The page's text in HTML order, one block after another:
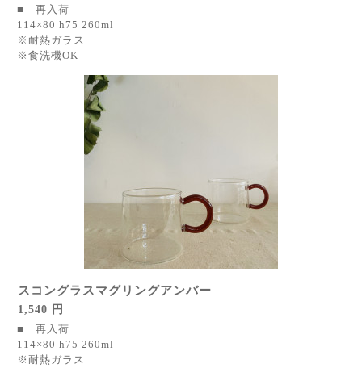
■ 再入荷
114×80 h75 260ml
※耐熱ガラス
※食洗機OK
スコングラスマグリングアンバー
1,540 円
■ 再入荷
114×80 h75 260ml
※耐熱ガラス